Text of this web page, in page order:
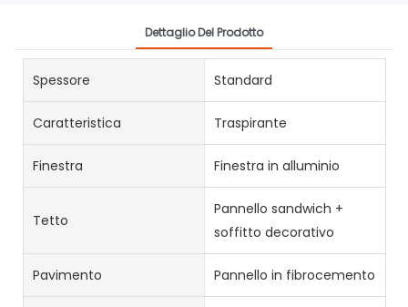
Dettaglio Del Prodotto
Spessore Standard
Caratteristica Traspirante
Finestra Finestra in alluminio
Tetto
Pannello sandwich +
soffitto decorativo
Pavimento Pannello in fibrocemento